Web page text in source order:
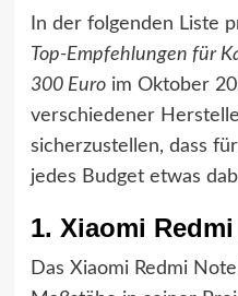
In der folgenden Liste
Top-Empfehlungen für
300 Euroim Oktober
verschiedener
sicherzustellen, dass
jedes Budget etwas
1. Xiaomi
Das Xiaomi Redmi